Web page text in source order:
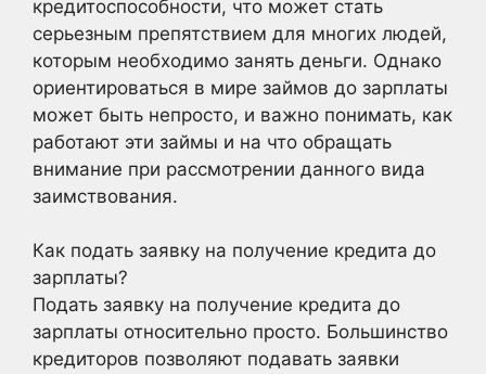
кредитоспособности, что может стать
серьезным препятствием для многих людей,
которым необходимо занять деньги. Однако
ориентироваться в мире займов до зарплаты
может быть непросто, и важно понимать, как
работают эти займы и на что обращать
внимание при рассмотрении данного вида
заимствования.
Как подать заявку на получение кредита до
зарплаты?
Подать заявку на получение кредита до
зарплаты относительно просто. Большинство
кредиторов позволяют подавать заявки